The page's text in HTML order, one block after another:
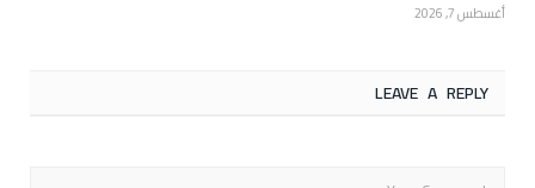
أغسطس 7, 2026
LEAVE A REPLY